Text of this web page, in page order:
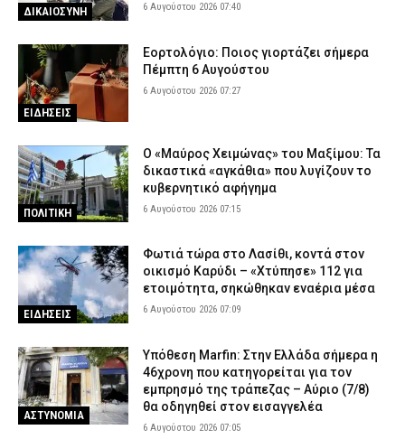
ΔΙΚΑΙΟΣΥΝΗ 6 Αυγούστου 2026 07:40
ΕΙΔΗΣΕΙΣ
Εορτολόγιο: Ποιος γιορτάζει σήμερα
Πέμπτη 6 Αυγούστου
6 Αυγούστου 2026 07:27
ΠΟΛΙΤΙΚΗ
Ο «Μαύρος Χειμώνας» του Μαξίμου: Τα
δικαστικά «αγκάθια» που λυγίζουν το
κυβερνητικό αφήγημα
6 Αυγούστου 2026 07:15
ΕΙΔΗΣΕΙΣ
Φωτιά τώρα στο Λασίθι, κοντά στον
οικισμό Καρύδι – «Χτύπησε» 112 για
ετοιμότητα, σηκώθηκαν εναέρια μέσα
6 Αυγούστου 2026 07:09
ΑΣΤΥΝΟΜΙΑ
Υπόθεση Marfin: Στην Ελλάδα σήμερα η
46χρονη που κατηγορείται για τον
εμπρησμό της τράπεζας – Αύριο (7/8)
θα οδηγηθεί στον εισαγγελέα
6 Αυγούστου 2026 07:05